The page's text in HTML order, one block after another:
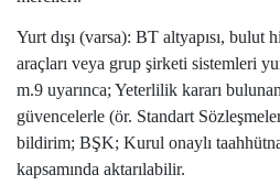
Yurt dışı (varsa): BT altyapısı, bulut
araçları veya grup şirketi sistemleri
m.9 uyarınca; Yeterlilik kararı
güvencelerle (ör. Standart
bildirim; BŞK; Kurul onaylı
kapsamında aktarılabilir.